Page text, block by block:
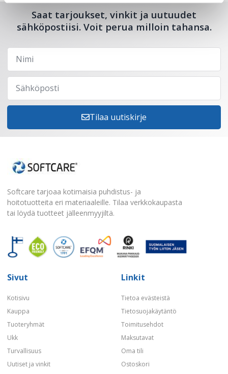
Saat tarjoukset, vinkit ja uutuudet
sähköpostiisi. Voit perua milloin tahansa.
Tilaa uutiskirje
Softcare tarjoaa kotimaisia puhdistus- ja
hoitotuotteita eri materiaaleille. Tilaa verkkokaupasta
tai löydä tuotteet jälleenmyyjiltä.
Sivut
Kotisivu
Kauppa
Tuoteryhmät
Ukk
Turvallisuus
Uutiset ja vinkit
Linkit
Tietoa evästeistä
Tietosuojakäytäntö
Toimitusehdot
Maksutavat
Oma tili
Ostoskori